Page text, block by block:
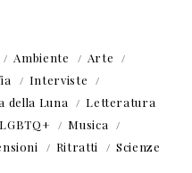
Ambiente
Arte
Interviste
della Luna
Letteratura
LGBTQ+
Musica
Ritratti
Scienze